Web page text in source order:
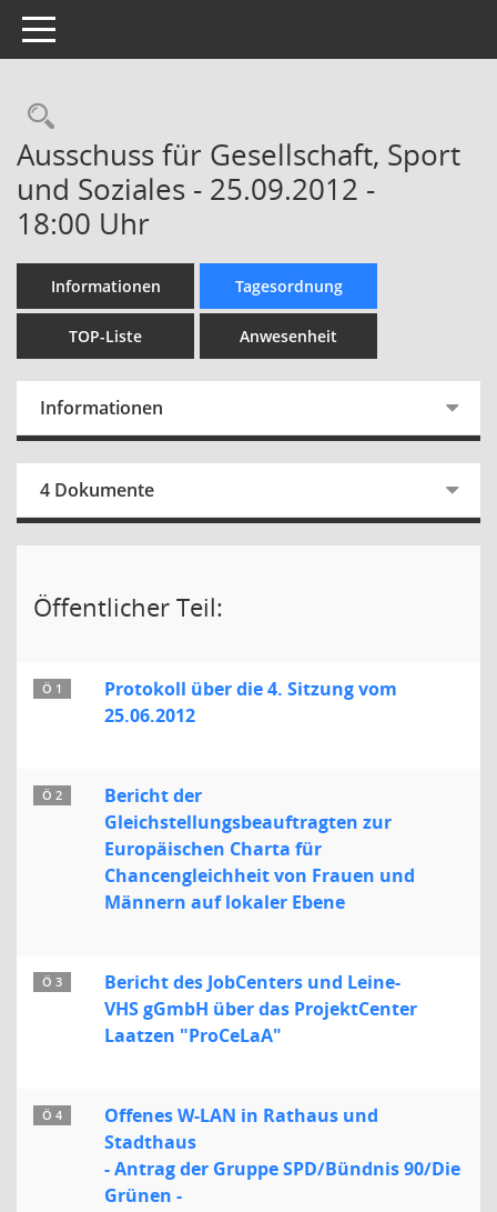
Toggle navigation
Rechercheauswahl
Ausschuss für Gesellschaft, Sport
und Soziales - 25.09.2012 -
18:00 Uhr
Informationen Tagesordnung
TOP-Liste Anwesenheit
Informationen
4 Dokumente
Öffentlicher Teil:
Ö 1
Protokoll über die 4. Sitzung vom
25.06.2012
Ö 2
Bericht der
Gleichstellungsbeauftragten zur
Europäischen Charta für
Chancengleichheit von Frauen und
Männern auf lokaler Ebene
Ö 3
Bericht des JobCenters und Leine-
VHS gGmbH über das ProjektCenter
Laatzen "ProCeLaA"
Ö 4
Offenes W-LAN in Rathaus und
Stadthaus
- Antrag der Gruppe SPD/Bündnis 90/Die
Grünen -